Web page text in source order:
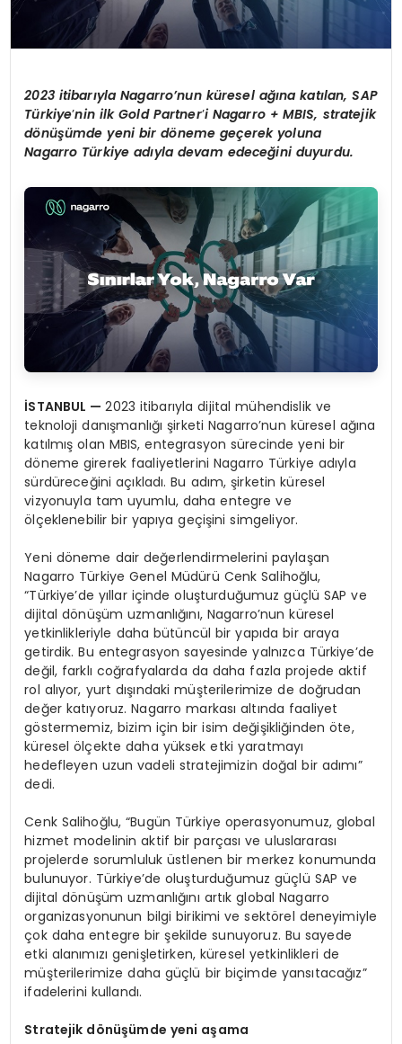
2023 itibarıyla Nagarro’nun küresel ağına katılan, SAP
Türkiye’nin ilk Gold Partner’i Nagarro + MBIS, stratejik
dönüşümde yeni bir döneme geçerek yoluna
Nagarro Türkiye adıyla devam edeceğini duyurdu.
İSTANBUL —2023 itibarıyla dijital mühendislik ve
teknoloji danışmanlığı şirketi Nagarro’nun küresel ağına
katılmış olan MBIS, entegrasyon sürecinde yeni bir
döneme girerek faaliyetlerini Nagarro Türkiye adıyla
sürdüreceğini açıkladı. Bu adım, şirketin küresel
vizyonuyla tam uyumlu, daha entegre ve
ölçeklenebilir bir yapıya geçişini simgeliyor.
Yeni döneme dair değerlendirmelerini paylaşan
Nagarro Türkiye Genel Müdürü Cenk Salihoğlu,
“Türkiye’de yıllar içinde oluşturduğumuz güçlü SAP ve
dijital dönüşüm uzmanlığını, Nagarro’nun küresel
yetkinlikleriyle daha bütüncül bir yapıda bir araya
getirdik. Bu entegrasyon sayesinde yalnızca Türkiye’de
değil, farklı coğrafyalarda da daha fazla projede aktif
rol alıyor, yurt dışındaki müşterilerimize de doğrudan
değer katıyoruz. Nagarro markası altında faaliyet
göstermemiz, bizim için bir isim değişikliğinden öte,
küresel ölçekte daha yüksek etki yaratmayı
hedefleyen uzun vadeli stratejimizin doğal bir adımı”
dedi.
Cenk Salihoğlu, “Bugün Türkiye operasyonumuz, global
hizmet modelinin aktif bir parçası ve uluslararası
projelerde sorumluluk üstlenen bir merkez konumunda
bulunuyor. Türkiye’de oluşturduğumuz güçlü SAP ve
dijital dönüşüm uzmanlığını artık global Nagarro
organizasyonunun bilgi birikimi ve sektörel deneyimiyle
çok daha entegre bir şekilde sunuyoruz. Bu sayede
etki alanımızı genişletirken, küresel yetkinlikleri de
müşterilerimize daha güçlü bir biçimde yansıtacağız”
ifadelerini kullandı.
Stratejik dönüşümde yeni aşama